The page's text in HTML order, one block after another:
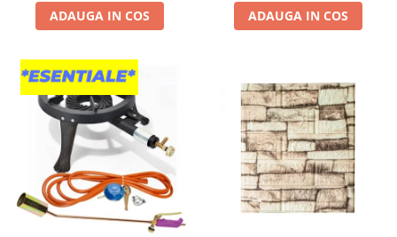
Proiectoare & lampi de lucru
Veioze si Lampi
Cantarire
Cantare comerciale
Cantare Corporale
Aparate de spalat cu presiune si
accesorii
Accesorii aparatele de spalat cu
presiune
Aparate de spalat cu presiune
ADAUGA IN COS ADAUGA IN COS